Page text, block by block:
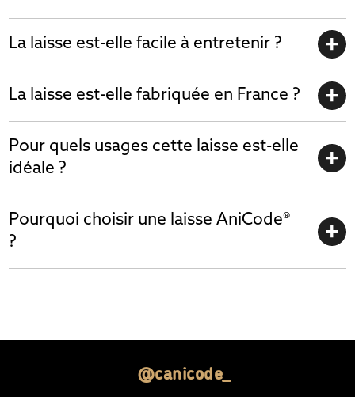
La laisse est-elle facile à entretenir ?
La laisse est-elle fabriquée en France ?
Pour quels usages cette laisse est-elle
idéale ?
Pourquoi choisir une laisse AniCode®
?
@canicode_